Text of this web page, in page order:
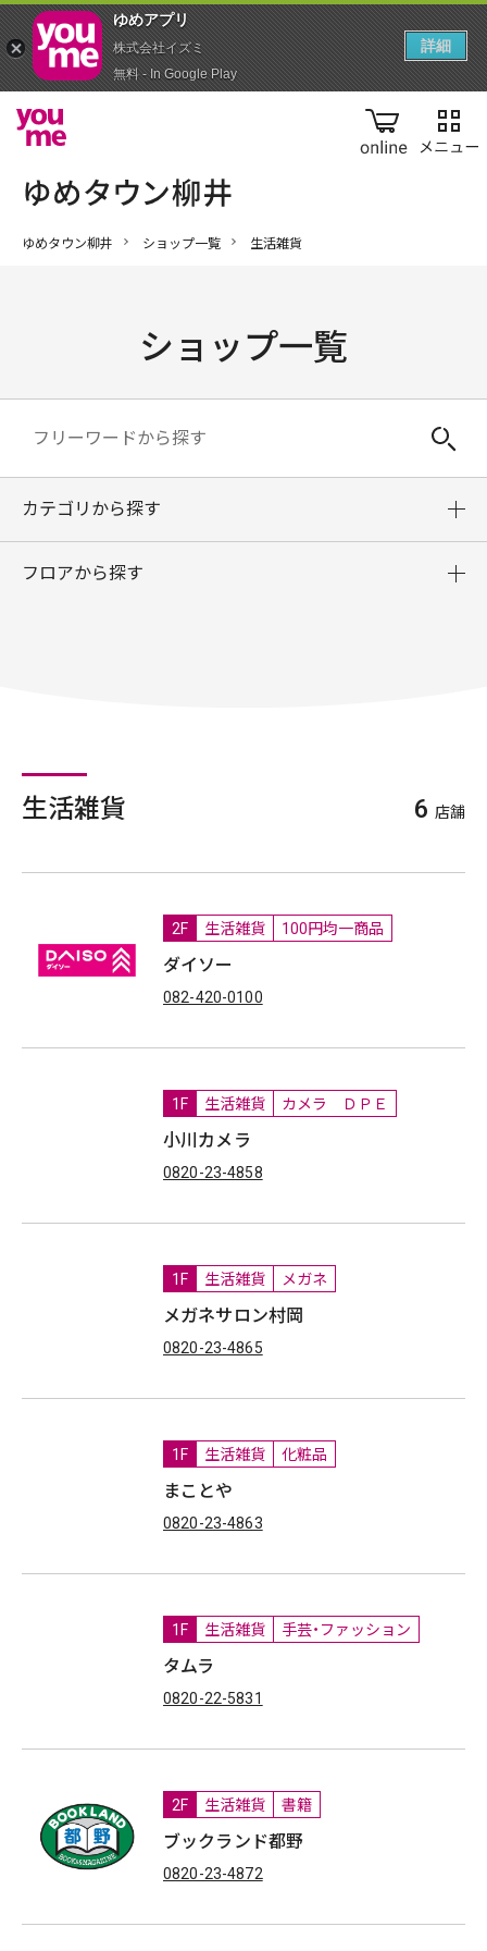
online
ゆめタウン柳井 ショップ一覧 生活雑貨
ショップ一覧
カテゴリから探す
フロアから探す
生活雑貨 6 店舗
2F 生活雑貨 100円均一商品
ダイソー
082-420-0100
1F 生活雑貨 カメラ ＤＰＥ
小川カメラ
0820-23-4858
1F 生活雑貨 メガネ
メガネサロン村岡
0820-23-4865
1F 生活雑貨 化粧品
まことや
0820-23-4863
1F 生活雑貨 手芸・ファッション
タムラ
0820-22-5831
2F 生活雑貨 書籍
ブックランド都野
0820-23-4872
ゆめアプ‪リ‬
株式会社イズミ
無料 - In Google Play
詳細